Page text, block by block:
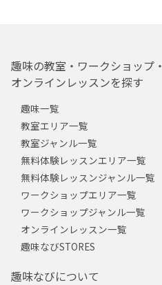
趣味の教室・ワークショップ・
オンラインレッスンを探す
趣味一覧
教室エリア一覧
教室ジャンル一覧
無料体験レッスンエリア一覧
無料体験レッスンジャンル一覧
ワークショップエリア一覧
ワークショップジャンル一覧
オンラインレッスン一覧
趣味なびSTORES
趣味なびについて